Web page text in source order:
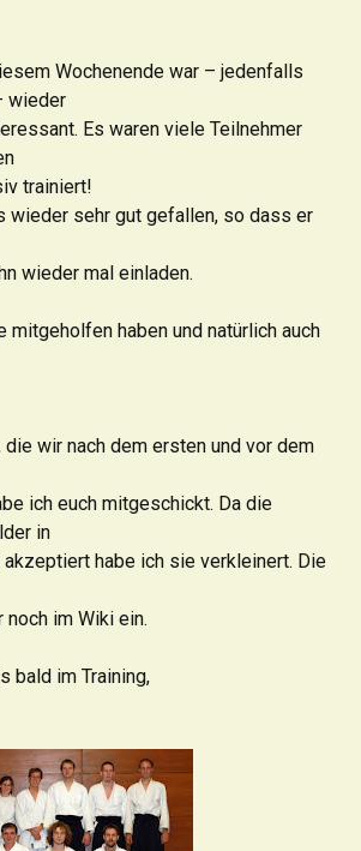
Wochenende war – jedenfalls
wieder
Es waren viele Teilnehmer
trainiert!
wieder sehr gut gefallen, so dass er
wieder mal einladen.
mitgeholfen haben und natürlich auch
die wir nach dem ersten und vor dem
ich euch mitgeschickt. Da die
in
habe ich sie verkleinert. Die
im Wiki ein.
bald im Training,